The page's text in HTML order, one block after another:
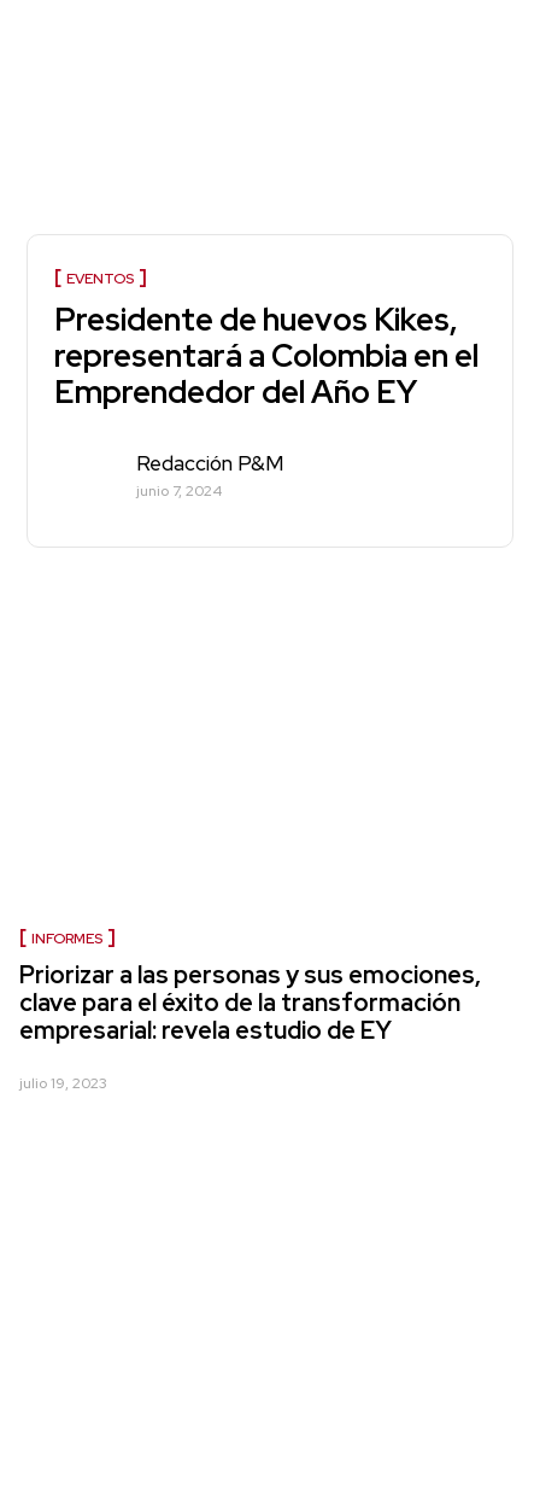
EVENTOS
Presidente de huevos Kikes,
representará a Colombia en el
Emprendedor del Año EY
Redacción P&M
junio 7, 2024
INFORMES
Priorizar a las personas y sus emociones,
clave para el éxito de la transformación
empresarial: revela estudio de EY
julio 19, 2023